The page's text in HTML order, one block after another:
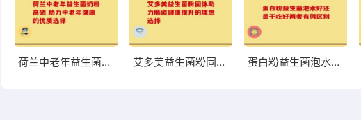
荷兰中老年益生菌奶粉高硒 助力中老年健康的优质选择 艾多美益生菌粉固体助力肠道健康提升的理想选择 蛋白粉益生菌泡水好还是干吃好两者有何区别